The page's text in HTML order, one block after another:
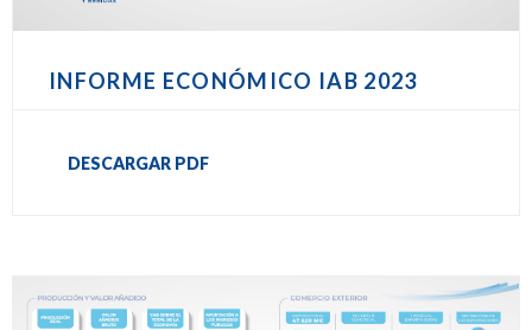
INFORME ECONÓMICO IAB 2023
DESCARGAR PDF